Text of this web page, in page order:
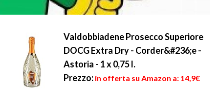
Valdobbiadene Prosecco Superiore
DOCG Extra Dry - Corder&#236;e -
Astoria - 1 x 0,75 l.
Prezzo: in offerta su Amazon a: 14,9€